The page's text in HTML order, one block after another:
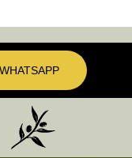
WHATSAPP